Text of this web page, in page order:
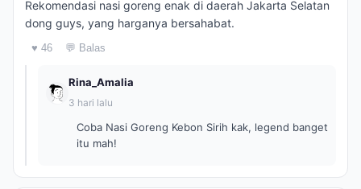
Rekomendasi nasi goreng enak di daerah Jakarta Selatan
dong guys, yang harganya bersahabat.
♥ 46 💬 Balas
Rina_Amalia
3 hari lalu
Coba Nasi Goreng Kebon Sirih kak, legend banget
itu mah!